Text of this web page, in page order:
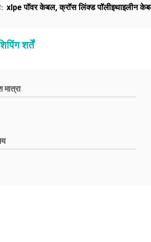
xlpe पॉवर केबल,क्रॉस लिंक्ड पॉलीइथाइलीन
शर्तें